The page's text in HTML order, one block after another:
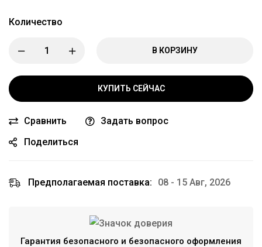
Количество
В КОРЗИНУ
КУПИТЬ СЕЙЧАС
Сравнить
Задать вопрос
Поделиться
Предполагаемая поставка: 08 - 15 Авг, 2026
Гарантия безопасного и безопасного оформления